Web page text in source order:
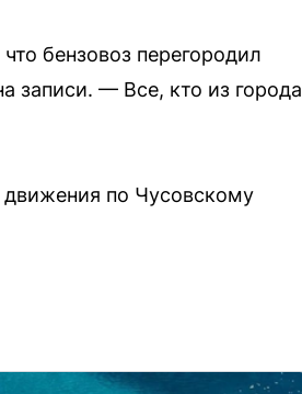
бензовоз перегородил
записи. — Все, кто из города
по Чусовскому